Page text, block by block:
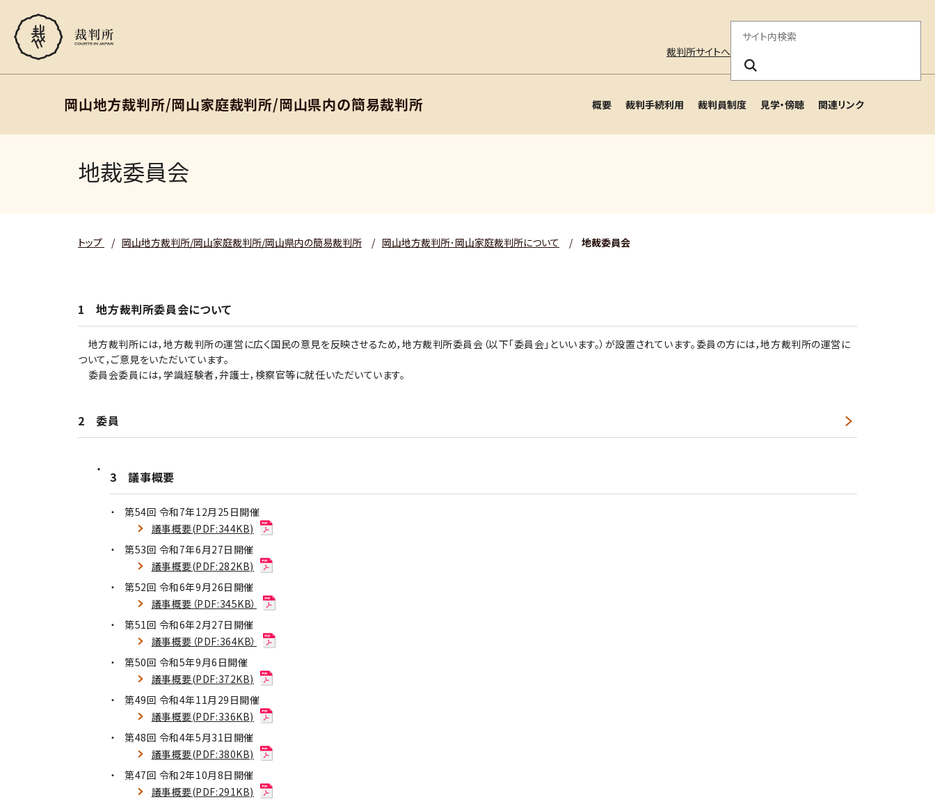
裁判所サイトへ
サ
イ
ト
内
検
岡山地方裁判所/岡山家庭裁判所/岡山県内の簡易裁判所 概要 裁判手続利用 裁判員制度 見学・傍聴 関連リンク
地裁委員会
トップ / 岡山地方裁判所/岡山家庭裁判所/岡山県内の簡易裁判所 / 岡山地方裁判所･岡山家庭裁判所について / 地裁委員会
1 地方裁判所委員会について
地方裁判所には，地方裁判所の運営に広く国民の意見を反映させるため，地方裁判所委員会（以下「委員会」といいます。）が設置されています。委員の方には，地方裁判所の運営に
ついて，ご意見をいただいています。
委員会委員には，学識経験者，弁護士，検察官等に就任いただいています。
2 委員
3 議事概要
第54回 令和7年12月25日開催
議事概要(PDF:344KB)
第53回 令和7年6月27日開催
議事概要(PDF:282KB)
第52回 令和6年9月26日開催
議事概要（PDF:345KB）
第51回 令和6年2月27日開催
議事概要（PDF:364KB）
第50回 令和5年9月6日開催
議事概要(PDF:372KB)
第49回 令和4年11月29日開催
議事概要(PDF:336KB)
第48回 令和4年5月31日開催
議事概要(PDF:380KB)
第47回 令和2年10月8日開催
議事概要(PDF:291KB)